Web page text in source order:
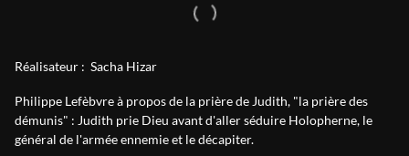
Réalisateur : Sacha Hizar
Philippe Lefèbvre à propos de la prière de Judith, "la prière des
démunis" : Judith prie Dieu avant d'aller séduire Holopherne, le
général de l'armée ennemie et le décapiter.